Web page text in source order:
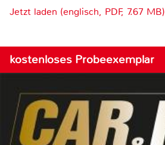
Jetzt laden (englisch, PDF, 7.67 MB)
kostenloses Probeexemplar